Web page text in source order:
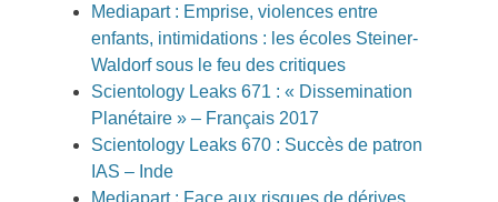
Mediapart : Emprise, violences entre
enfants, intimidations : les écoles Steiner-
Waldorf sous le feu des critiques
Scientology Leaks 671 : « Dissemination
Planétaire » – Français 2017
Scientology Leaks 670 : Succès de patron
IAS – Inde
Mediapart : Face aux risques de dérives